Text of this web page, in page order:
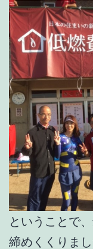
ということで
締めくくりま